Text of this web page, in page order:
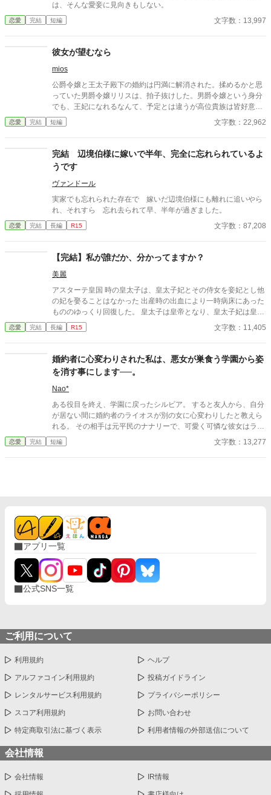
は、そんな愛妾に見向きもしない。
恋愛 完結 短編 文字数：13,997
彼女が望むなら
mios
公爵令嬢と王太子殿下の婚約は円満に解消された。揉めるかと思
っていた男爵令嬢リリスは、拍子抜けした。男爵令嬢という身分
でも、王妃になれるなんて、予定とは違うが高位貴族は皆好意的
だし、王太子殿下の元婚約者も応援してくれている。 リリスは王
太子妃教育を受ける為、王妃と会い、そこで常に身につけるよう
恋愛 完結 短編 文字数：22,962
完結 辺境伯様に嫁いで半年、完全に忘れられているよ
うです
ヴァンドール
実家でも忘れられた存在で 嫁いだ辺境伯様にも離れに追いやら
れ、それすら 忘れ去られて早、半年が過ぎました。
恋愛 完結 長編 R15 文字数：87,208
【完結】私が誰だか、分かってますか？
美麗
アスターテ皇国 時の皇太子は、皇太子妃とその侍女を妾妃とし他
の妃を娶ることはなかった 出産時の出血により一時病床にあった
もののゆっくり回復した。 皇太子は皇帝となり、皇太子妃は皇后
となった。 そして、皇后との間に産まれた男児を皇太子とした。
以降の子は妾妃との娘のみであった。 表向きは皇帝と皇后の仲は
り、皇后と妾妃の仲はより睦まじくあったとの話もあるようだ。
残念ながら、この妾妃は産まれも育ちも定かではなかった。 ま
た、後ろ盾も何もないために何故皇后の侍女となったかも不明で
あった。 そして、この妾妃の娘マリアーナははたしてどのような
娘なのか… １７話完結予定です。 完結まで書き終わっておりま
す。 よろしくお願いいたします。
恋愛 完結 長編 R15 文字数：11,405
婚約者に心変わりされた私は、悪女が巣食う学園から姿
を消す事にします──。
Nao*
ある役目を終え、学園に戻ったシルビア。 すると友人から、自分
が居ない間に婚約者のライオスが別の女に心変わりしたと教えら
れる。 その相手は元平民のナナリーで、可愛く可憐な彼女はライ
オスだけでなく友人の婚約者や他の男達をも虜にして居るらし
い。 事情を知ったシルビアはライオスに会いに行くが、やがて婚
恋愛 完結 短編 文字数：13,277
アプリ一覧
公式SNS一覧
ご利用について
利用規約 ヘルプ
アルファコイン利用規約 投稿ガイドライン
レンタルサービス利用規約 プライバシーポリシー
スコア利用規約 お問い合わせ
特定商取引法に基づく表示 利用者情報の外部送信について
会社情報
会社情報 IR情報